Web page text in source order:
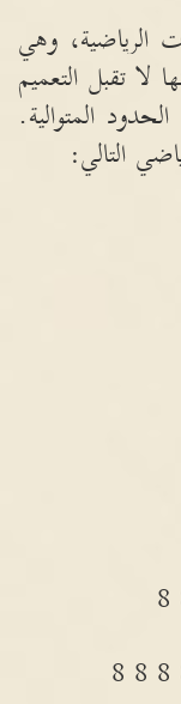
الرياضية، وهي
تقبل التعميم
المتوالية.
التالي: